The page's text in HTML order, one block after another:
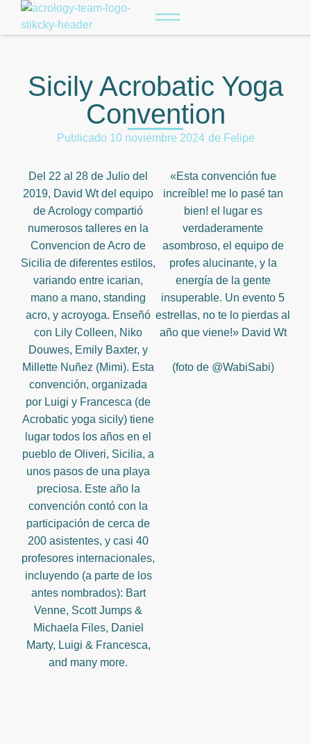
Sicily Acrobatic Yoga
Convention
Publicado 10 noviembre 2024 de Felipe
Del 22 al 28 de Julio del
2019, David Wt del equipo
de Acrology compartió
numerosos talleres en la
Convencion de Acro de
Sicilia de diferentes estilos,
variando entre icarian,
mano a mano, standing
acro, y acroyoga. Enseñó
con Lily Colleen, Niko
Douwes, Emily Baxter, y
Millette Nuñez (Mimi). Esta
convención, organizada
por Luigi y Francesca (de
Acrobatic yoga sicily) tiene
lugar todos los años en el
pueblo de Oliveri, Sicilia, a
unos pasos de una playa
preciosa. Este año la
convención contó con la
participación de cerca de
200 asistentes, y casi 40
profesores internacionales,
incluyendo (a parte de los
antes nombrados): Bart
Venne, Scott Jumps &
Michaela Files, Daniel
Marty, Luigi & Francesca,
and many more.
«Esta convención fue
increíble! me lo pasé tan
bien! el lugar es
verdaderamente
asombroso, el equipo de
profes alucinante, y la
energía de la gente
insuperable. Un evento 5
estrellas, no te lo pierdas al
año que viene!» David Wt
(foto de @WabiSabi)